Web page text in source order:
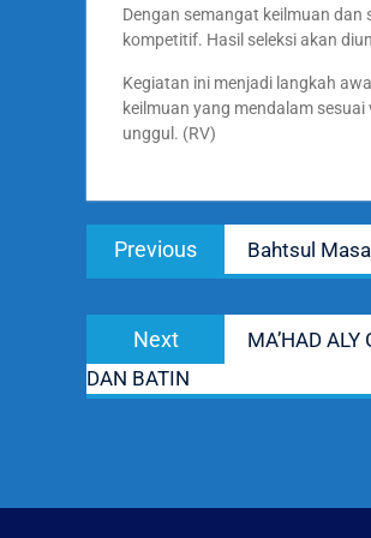
Dengan semangat keilmuan
kompetitif. Hasil seleksi akan
Kegiatan ini menjadi langkah
keilmuan yang mendalam
unggul. (RV)
Navigasi
posPrevious
Previous
post:
Bahtsul
Next
Next
post:
MA’HAD
DAN BATIN